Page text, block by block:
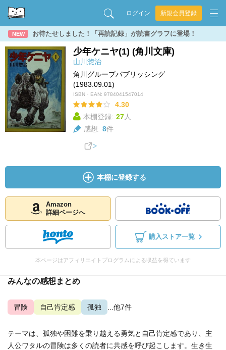
ログイン 新規会員登録
NEW お待たせしました！「再読記録」が読書グラフに登場！
少年ケニヤ(1) (角川文庫)
山川惣治
角川グループパブリッシング
(1983.09.01)
ISBN・EAN: 9784041547014
4.30
本棚登録: 27人
感想: 8件
本棚に登録する
Amazon
詳細ページへ
購入ストア一覧
本ページはアフィリエイトプログラムによる収益を得ています
みんなの感想まとめ
冒険 自己肯定感 孤独 ...他7件
テーマは、孤独や困難を乗り越える勇気と自己肯定感であり、主
人公ワタルの冒険は多くの読者に共感を呼び起こします。生き生